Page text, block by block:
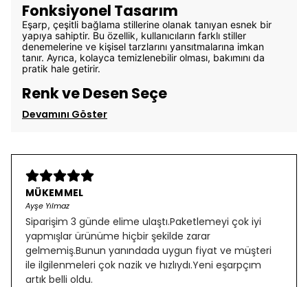
Fonksiyonel Tasarım
Eşarp, çeşitli bağlama stillerine olanak tanıyan esnek bir
yapıya sahiptir. Bu özellik, kullanıcıların farklı stiller
denemelerine ve kişisel tarzlarını yansıtmalarına imkan
tanır. Ayrıca, kolayca temizlenebilir olması, bakımını da
pratik hale getirir.
Renk ve Desen Seçe
Devamını Göster
MÜKEMMEL
Ayşe Yılmaz
Siparişim 3 günde elime ulaştı.Paketlemeyi çok iyi
yapmışlar ürünüme hiçbir şekilde zarar
gelmemiş.Bunun yanındada uygun fiyat ve müşteri
ile ilgilenmeleri çok nazik ve hızlıydı.Yeni eşarpçım
artık belli oldu.